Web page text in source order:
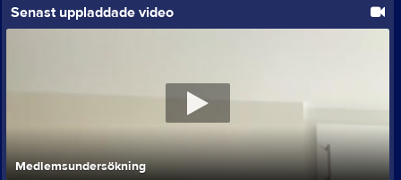
Senast uppladdade video
Medlemsundersökning